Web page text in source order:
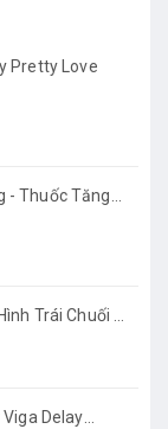
Pretty Love
- Thuốc Tăng
Trái Chuối 7
Delay